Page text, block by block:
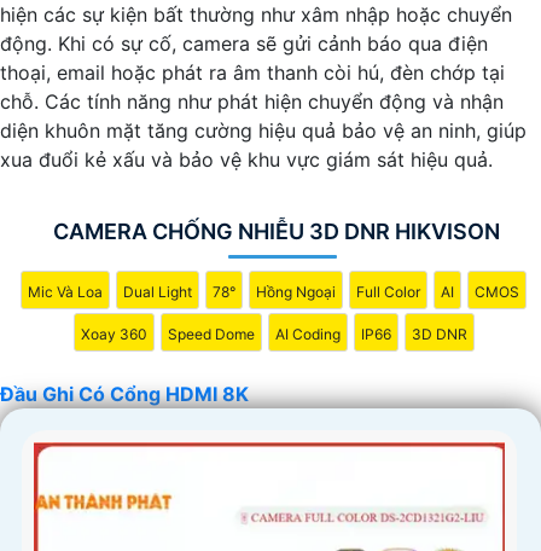
hiện các sự kiện bất thường như xâm nhập hoặc chuyển
động. Khi có sự cố, camera sẽ gửi cảnh báo qua điện
thoại, email hoặc phát ra âm thanh còi hú, đèn chớp tại
chỗ. Các tính năng như phát hiện chuyển động và nhận
diện khuôn mặt tăng cường hiệu quả bảo vệ an ninh, giúp
xua đuổi kẻ xấu và bảo vệ khu vực giám sát hiệu quả.
CAMERA CHỐNG NHIỄU 3D DNR HIKVISON
Mic Và Loa Dual Light 78° Hồng Ngoại Full Color AI CMOS
Xoay 360 Speed Dome AI Coding IP66 3D DNR
Đầu Ghi Có Cổng HDMI 8K